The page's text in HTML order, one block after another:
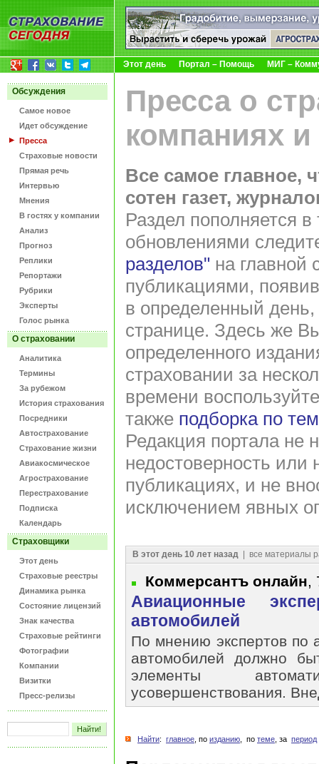
Этот день Портал – Помощь МИГ –
Обсуждения
Самое новое
Идет обсуждение
Пресса
Страховые новости
Прямая речь
Интервью
Мнения
В гостях у компании
Анализ
Прогноз
Реплики
Репортажи
Рубрики
Эксперты
Голос рынка
О страховании
Аналитика
Термины
За рубежом
История страхования
Посредники
Автострахование
Страхование жизни
Авиакосмическое
Агрострахование
Перестрахование
Подписка
Календарь
Страховщики
Этот день
Страховые реестры
Динамика рынка
Состояние лицензий
Знак качества
Страховые рейтинги
Фотографии
Компании
Визитки
Пресс-релизы
Пресса о
компаниях
Все самое главное,
сотен газет,
Раздел пополняется
обновлениями
разделов" на главной
публикациями,
в определенный
странице. Здесь же
определенного
страховании за
времени
также подборка по
Редакция портала не
недостоверность
публикациях, и не
исключением явных
В этот день 10 лет назад | все материалы
Коммерсантъ онлайн,
Авиационные
автомобилей
По мнению экспертов по
автомобилей должно
элементы
усовершенствования.
Найти: главное , по изданию , по теме , за период